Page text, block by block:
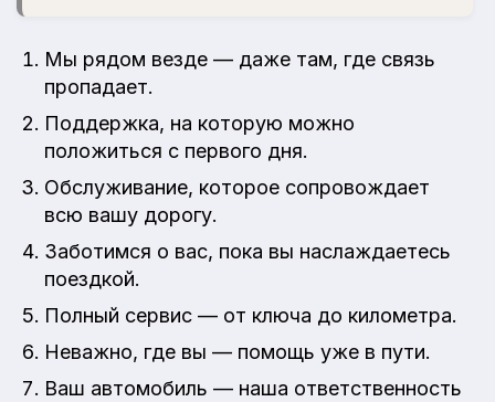
Мы рядом везде — даже там, где связь
пропадает.
Поддержка, на которую можно
положиться с первого дня.
Обслуживание, которое сопровождает
всю вашу дорогу.
Заботимся о вас, пока вы наслаждаетесь
поездкой.
Полный сервис — от ключа до километра.
Неважно, где вы — помощь уже в пути.
Ваш автомобиль — наша ответственность